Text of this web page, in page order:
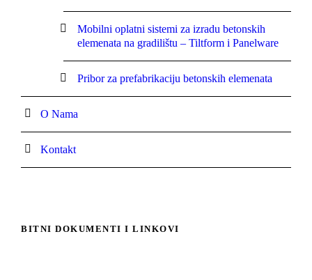
Mobilni oplatni sistemi za izradu betonskih
elemenata na gradilištu – Tiltform i Panelware
Pribor za prefabrikaciju betonskih elemenata
O Nama
Kontakt
BITNI DOKUMENTI I LINKOVI